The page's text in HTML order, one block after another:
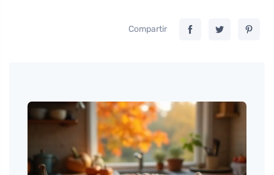
Compartir